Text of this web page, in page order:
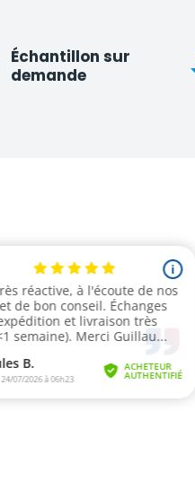
Échantillon sur
demande